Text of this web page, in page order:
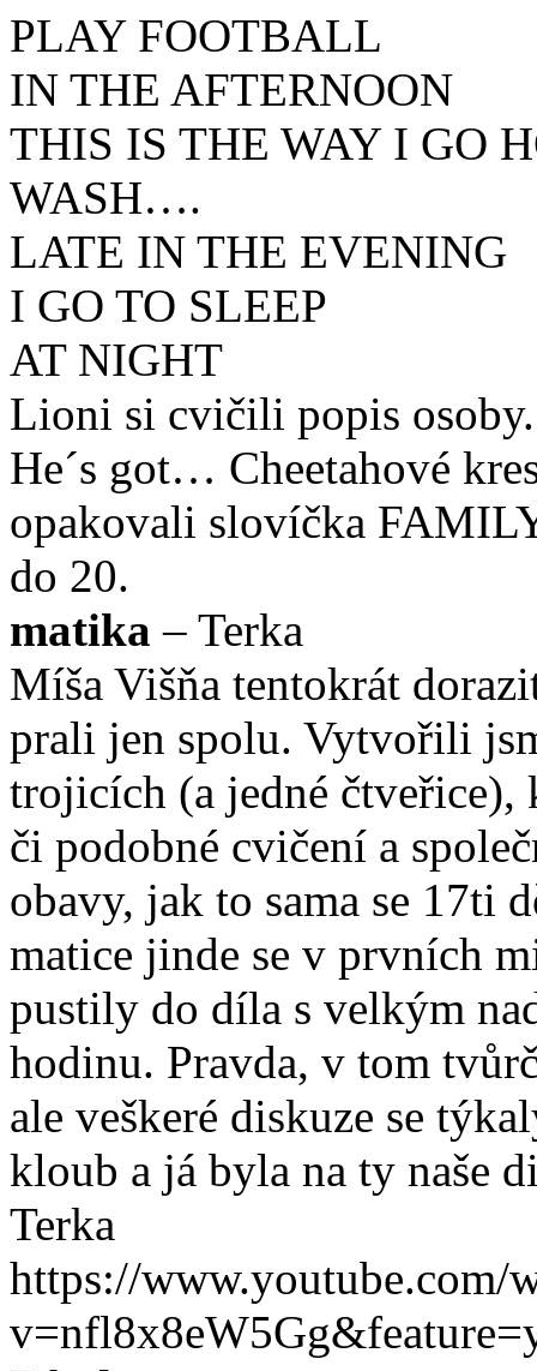
PLAY FOOTBALL
IN THE AFTERNOON
THIS IS THE WAY I GO
WASH….
LATE IN THE EVENING
I GO TO SLEEP
AT NIGHT
Lioni si cvičili popis osoby.
He´s got… Cheetahové
opakovali slovíčka
do 20.
matika – Terka
Míša Višňa tentokrát
prali jen spolu. Vytvořili
trojicích (a jedné čtveřice),
či podobné cvičení a
obavy, jak to sama se 17ti
matice jinde se v prvních
pustily do díla s velkým
hodinu. Pravda, v tom
ale veškeré diskuze se
kloub a já byla na ty naše
Terka
https://www.youtube.com/